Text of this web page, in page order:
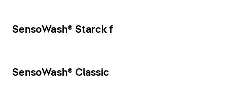
SensoWash® Starck f
SensoWash® Classic